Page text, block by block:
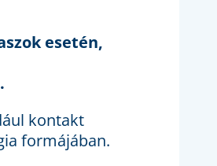
esetén,
kontakt
formájában.